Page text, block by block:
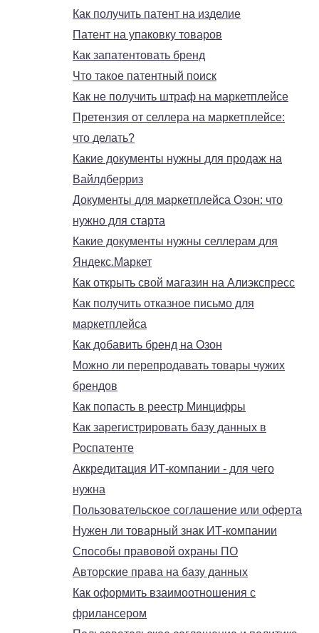
Как получить патент на изделие
Патент на упаковку товаров
Как запатентовать бренд
Что такое патентный поиск
Как не получить штраф на маркетплейсе
Претензия от селлера на маркетплейсе:
что делать?
Какие документы нужны для продаж на
Вайлдберриз
Документы для маркетплейса Озон: что
нужно для старта
Какие документы нужны селлерам для
Яндекс.Маркет
Как открыть свой магазин на Алиэкспресс
Как получить отказное письмо для
маркетплейса
Как добавить бренд на Озон
Можно ли перепродавать товары чужих
брендов
Как попасть в реестр Минцифры
Как зарегистрировать базу данных в
Роспатенте
Аккредитация ИТ-компании - для чего
нужна
Пользовательское соглашение или оферта
Нужен ли товарный знак ИТ-компании
Способы правовой охраны ПО
Авторские права на базу данных
Как оформить взаимоотношения с
фрилансером